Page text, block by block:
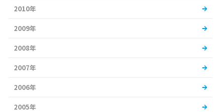
2010年
2009年
2008年
2007年
2006年
2005年